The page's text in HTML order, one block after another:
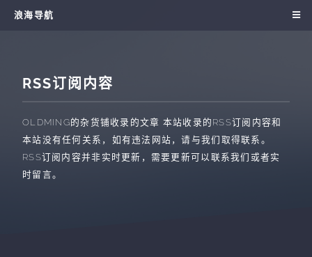
浪海导航
RSS订阅内容
OLDMING的杂货铺收录的文章 本站收录的RSS订阅内容和
本站没有任何关系，如有违法网站，请与我们取得联系。
RSS订阅内容并非实时更新，需要更新可以联系我们或者实
时留言。